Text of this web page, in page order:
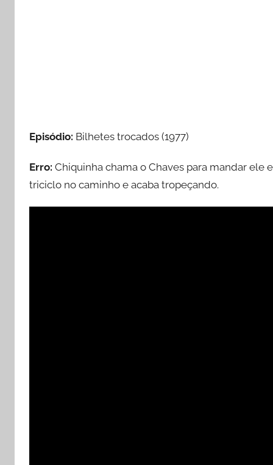
Episódio: Bilhetes trocados (1977)
Erro: Chiquinha chama o Chaves para mandar ele
triciclo no caminho e acaba tropeçando.